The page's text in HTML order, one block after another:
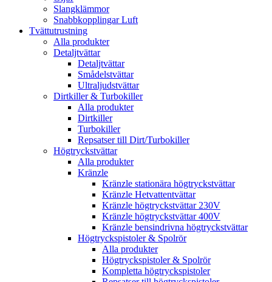
Slangklämmor
Snabbkopplingar Luft
Tvättutrustning
Alla produkter
Detaljtvättar
Detaljtvättar
Smådelstvättar
Ultraljudstvättar
Dirtkiller & Turbokiller
Alla produkter
Dirtkiller
Turbokiller
Repsatser till Dirt/Turbokiller
Högtryckstvättar
Alla produkter
Kränzle
Kränzle stationära högtryckstvättar
Kränzle Hetvattentvättar
Kränzle högtryckstvättar 230V
Kränzle högtryckstvättar 400V
Kränzle bensindrivna högtryckstvättar
Högtryckspistoler & Spolrör
Alla produkter
Högtryckspistoler & Spolrör
Kompletta högtryckspistoler